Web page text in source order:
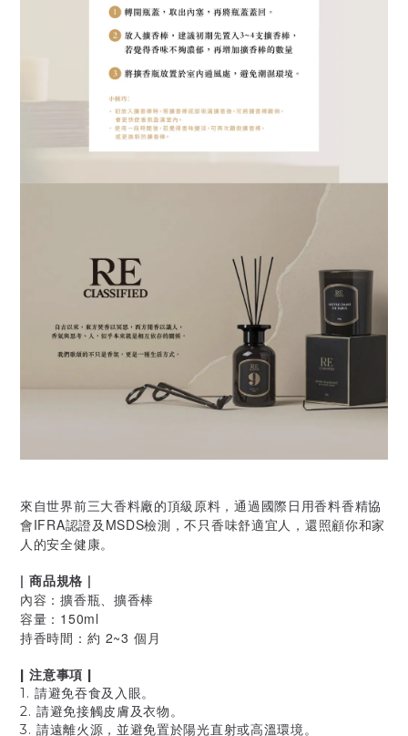
來自世界前三大香料廠的頂級原料，通過國際日用香料香精協
會IFRA認證及MSDS檢測，不只香味舒適宜人，還照顧你和家
人的安全健康。
| 商品規格 |
內容：擴香瓶、擴香棒
容量：150ml
持香時間：約 2~3 個月
| 注意事項 |
1. 請避免吞食及入眼。
2. 請避免接觸皮膚及衣物。
3. 請遠離火源，並避免置於陽光直射或高溫環境。